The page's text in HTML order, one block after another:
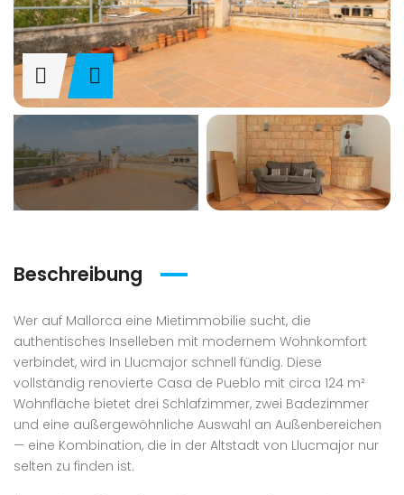
Beschreibung
Wer auf Mallorca eine Mietimmobilie sucht, die
authentisches Inselleben mit modernem Wohnkomfort
verbindet, wird in Llucmajor schnell fündig. Diese
vollständig renovierte Casa de Pueblo mit circa 124 m²
Wohnfläche bietet drei Schlafzimmer, zwei Badezimmer
und eine außergewöhnliche Auswahl an Außenbereichen
— eine Kombination, die in der Altstadt von Llucmajor nur
selten zu finden ist.